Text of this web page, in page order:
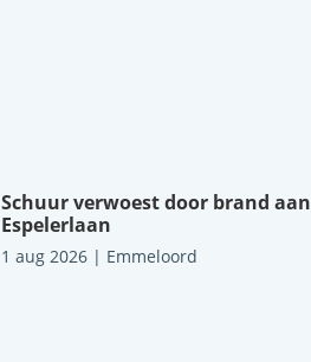
Schuur verwoest door brand aan
Espelerlaan
1 aug 2026| Emmeloord